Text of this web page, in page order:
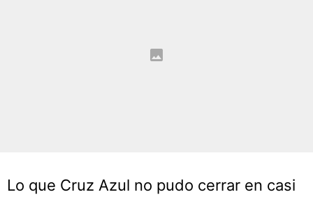
Lo que Cruz Azul no pudo cerrar en casi